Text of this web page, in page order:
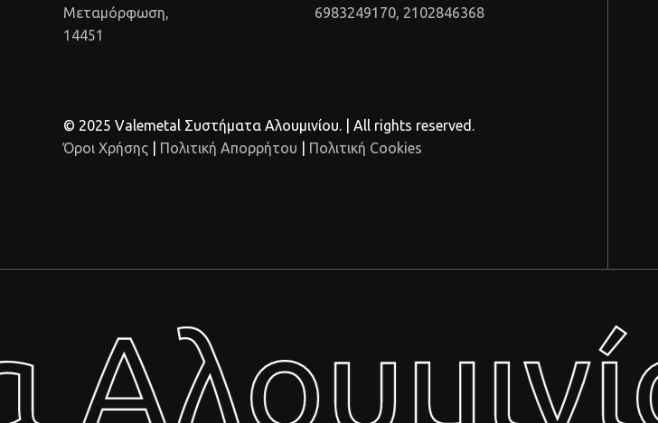
Μεταμόρφωση,
14451
6983249170, 2102846368
© 2025 Valemetal Συστήματα Αλουμινίου. | All rights reserved.
Όροι Χρήσης
Πολιτική Απορρήτου Πολιτική Cookies